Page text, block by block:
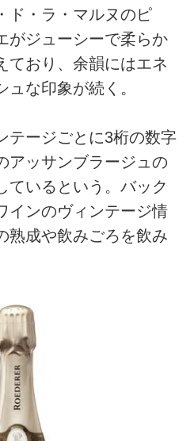
・ラ・マルヌのピ
がジューシーで柔らか
ており、余韻にはエネ
な印象が続く。
ージごとに3桁の数字
アッサンブラージュの
ているという。バック
インのヴィンテージ情
熟成や飲みごろを飲み